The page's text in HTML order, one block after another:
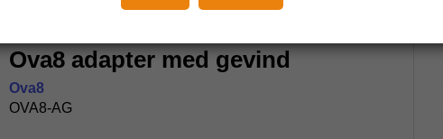
Ova8 adapter med gevind
Ova8
OVA8-AG